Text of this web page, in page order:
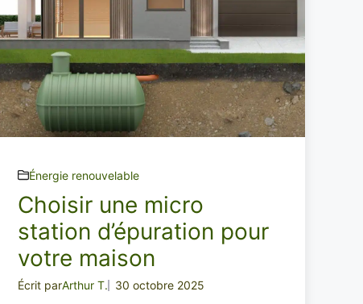
Énergie renouvelable
Choisir une micro
station d’épuration pour
votre maison
Écrit parArthur T. 30 octobre 2025